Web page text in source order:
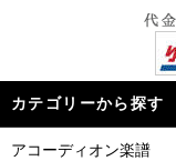
カテゴリーから探す
アコーディオン楽譜